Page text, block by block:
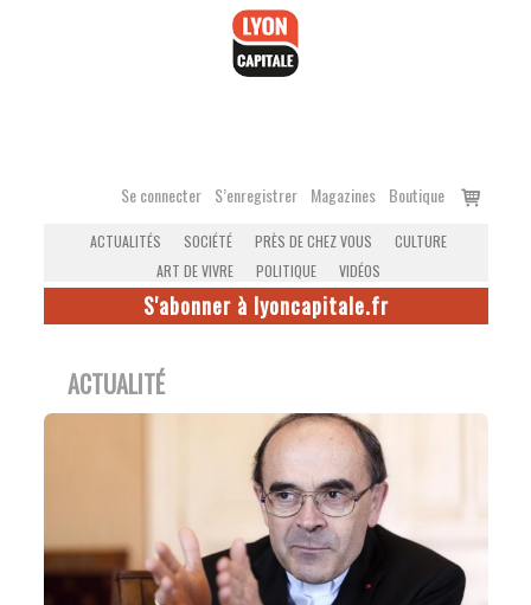
Se connecter S’enregistrer Magazines Boutique
Voir
ACTUALITÉS SOCIÉTÉ PRÈS DE CHEZ VOUS
CULTURE
ART DE VIVRE
POLITIQUE VIDÉOS
S'abonner à lyoncapitale.fr
ACTUALITÉ